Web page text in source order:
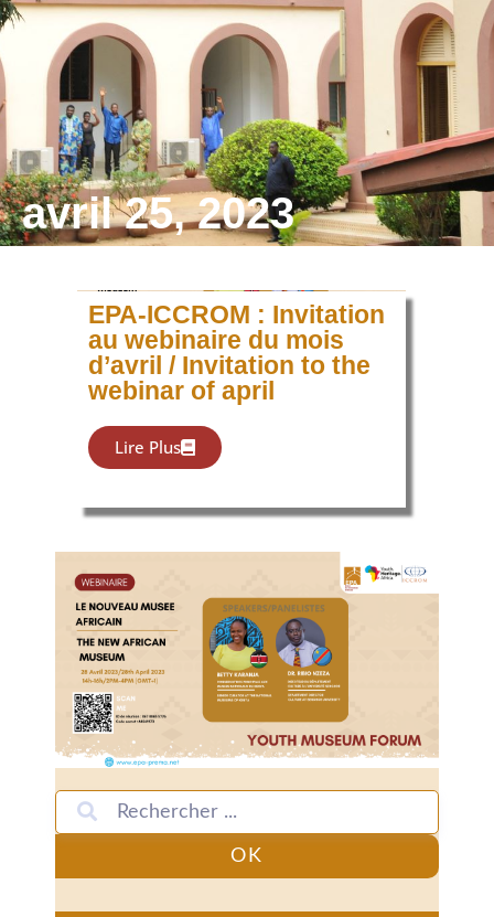
avril 25, 2023
EPA-ICCROM : Invitation
au webinaire du mois
d’avril / Invitation to the
webinar of april
Lire Plus
OK